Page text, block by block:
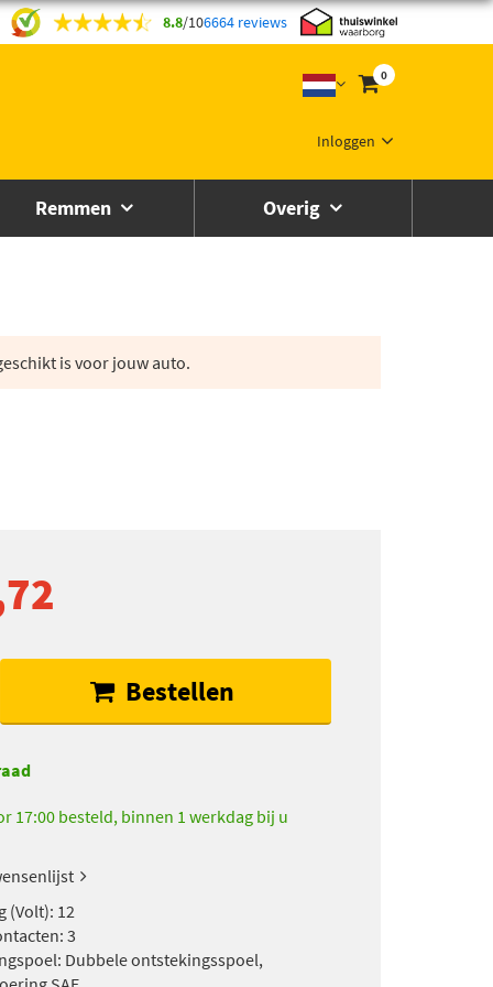
8.8/106664 reviews
0
Inloggen
Remmen Overig
is voor jouw auto.
Bestellen
17:00 besteld, binnen 1 werkdag bij u
(Volt): 12
3
Dubbele ontstekingsspoel,